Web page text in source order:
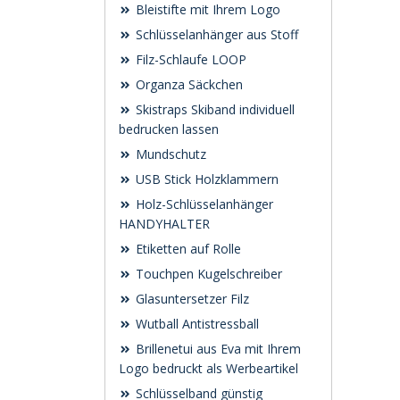
Bleistifte mit Ihrem Logo
Schlüsselanhänger aus Stoff
Filz-Schlaufe LOOP
Organza Säckchen
Skistraps Skiband individuell
bedrucken lassen
Mundschutz
USB Stick Holzklammern
Holz-Schlüsselanhänger
HANDYHALTER
Etiketten auf Rolle
Touchpen Kugelschreiber
Glasuntersetzer Filz
Wutball Antistressball
Brillenetui aus Eva mit Ihrem
Logo bedruckt als Werbeartikel
Schlüsselband günstig